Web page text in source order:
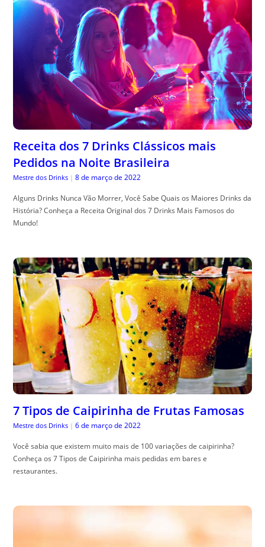
Receita dos 7 Drinks Clássicos mais
Pedidos na Noite Brasileira
Mestre dos Drinks | 8 de março de 2022
Alguns Drinks Nunca Vão Morrer, Você Sabe Quais os Maiores Drinks da
História? Conheça a Receita Original dos 7 Drinks Mais Famosos do
Mundo!
7 Tipos de Caipirinha de Frutas Famosas
Mestre dos Drinks | 6 de março de 2022
Você sabia que existem muito mais de 100 variações de caipirinha?
Conheça os 7 Tipos de Caipirinha mais pedidas em bares e
restaurantes.